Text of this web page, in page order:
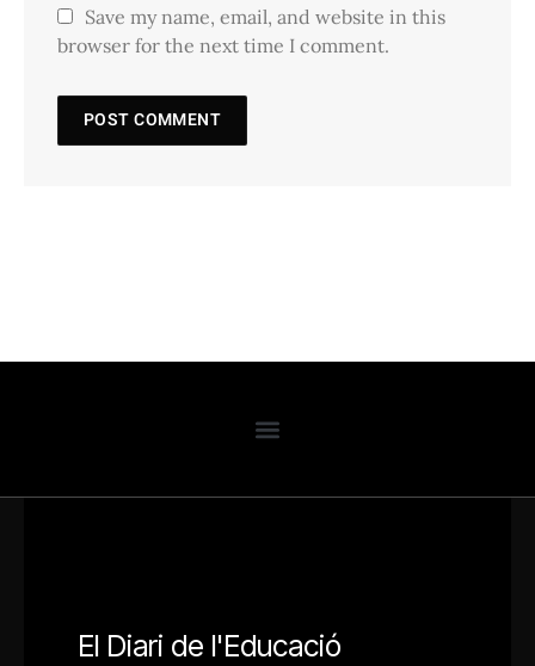
Save my name, email, and website in this
browser for the next time I comment.